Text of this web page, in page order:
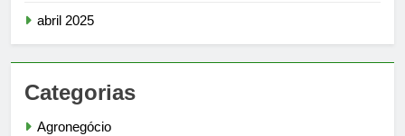
abril 2025
Categorias
Agronegócio